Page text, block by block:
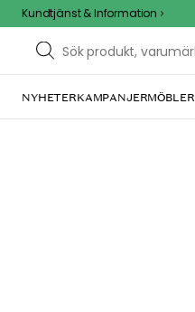
Kundtjänst & Information
NYHETERKAMPANJERMÖBLER